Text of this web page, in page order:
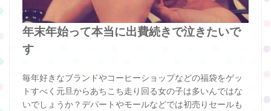
年末年始って本当に出費続きで泣きたいで
す
毎年好きなブランドやコーヒーショップなどの福袋をゲッ
トすべく元旦からあちこち走り回る女の子は多いんではな
いでしょうか？デパートやモールなどでは初売りセールも